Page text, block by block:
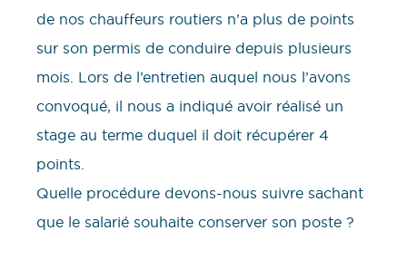
de nos chauffeurs routiers n’a plus de points
sur son permis de conduire depuis plusieurs
mois. Lors de l’entretien auquel nous l’avons
convoqué, il nous a indiqué avoir réalisé un
stage au terme duquel il doit récupérer 4
points.
Quelle procédure devons-nous suivre sachant
que le salarié souhaite conserver son poste ?